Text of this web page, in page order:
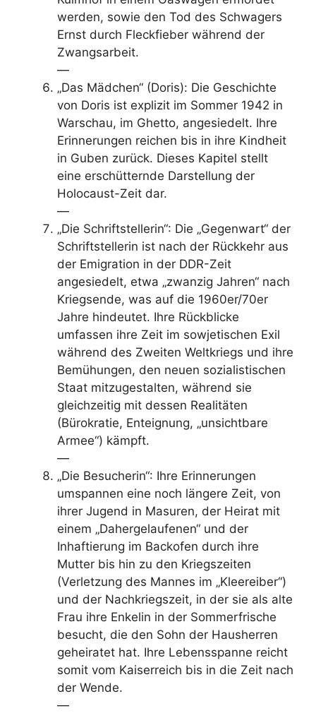
werden, sowie den Tod des Schwagers
Ernst durch Fleckfieber während der
Zwangsarbeit.
—
„Das Mädchen“ (Doris): Die Geschichte
von Doris ist explizit im Sommer 1942 in
Warschau, im Ghetto, angesiedelt. Ihre
Erinnerungen reichen bis in ihre Kindheit
in Guben zurück. Dieses Kapitel stellt
eine erschütternde Darstellung der
Holocaust-Zeit dar.
—
„Die Schriftstellerin“: Die „Gegenwart“ der
Schriftstellerin ist nach der Rückkehr aus
der Emigration in der DDR-Zeit
angesiedelt, etwa „zwanzig Jahren“ nach
Kriegsende, was auf die 1960er/70er
Jahre hindeutet. Ihre Rückblicke
umfassen ihre Zeit im sowjetischen Exil
während des Zweiten Weltkriegs und ihre
Bemühungen, den neuen sozialistischen
Staat mitzugestalten, während sie
gleichzeitig mit dessen Realitäten
(Bürokratie, Enteignung, „unsichtbare
Armee“) kämpft.
—
„Die Besucherin“: Ihre Erinnerungen
umspannen eine noch längere Zeit, von
ihrer Jugend in Masuren, der Heirat mit
einem „Dahergelaufenen“ und der
Inhaftierung im Backofen durch ihre
Mutter bis hin zu den Kriegszeiten
(Verletzung des Mannes im „Kleereiber“)
und der Nachkriegszeit, in der sie als alte
Frau ihre Enkelin in der Sommerfrische
besucht, die den Sohn der Hausherren
geheiratet hat. Ihre Lebensspanne reicht
somit vom Kaiserreich bis in die Zeit nach
der Wende.
—